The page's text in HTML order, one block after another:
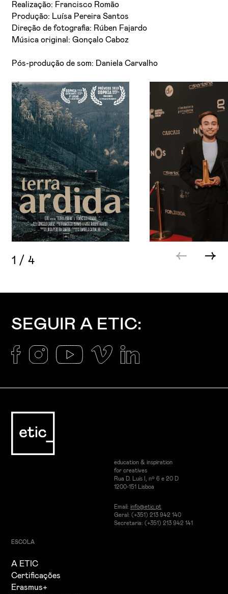
Realização: Francisco Romão
Produção: Luísa Pereira Santos
Direção de fotografia: Rúben Fajardo
Música original: Gonçalo Caboz
Pós-produção de som: Daniela Carvalho
1 /4
SEGUIR A ETIC:
education & inspiration
for creatives
Rua D. Luís I, nº 6 e 20 D
1200-151 Lisboa
Email: info@etic.pt
Geral: (+351) 213 942 140
Secretaria: (+351) 213 942 141
ESCOLA
A ETIC
Certificações
Erasmus+